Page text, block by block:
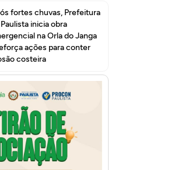
fortes chuvas, Prefeitura
inicia obra
na Orla do Janga
ações para conter
costeira